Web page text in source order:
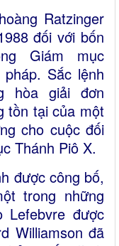
Ratzinger
đối với bốn
Giám mục
Sắc lệnh
hòa giải đơn
tồn tại của một
cho cuộc đối
Thánh Piô X.
được công bố,
trong những
Lefebvre được
Williamson đã